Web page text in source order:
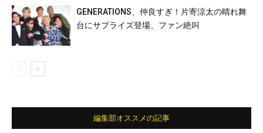
GENERATIONS、仲良すぎ！片寄涼太の晴れ舞
台にサプライズ登場、ファン絶叫
編集部オススメの記事